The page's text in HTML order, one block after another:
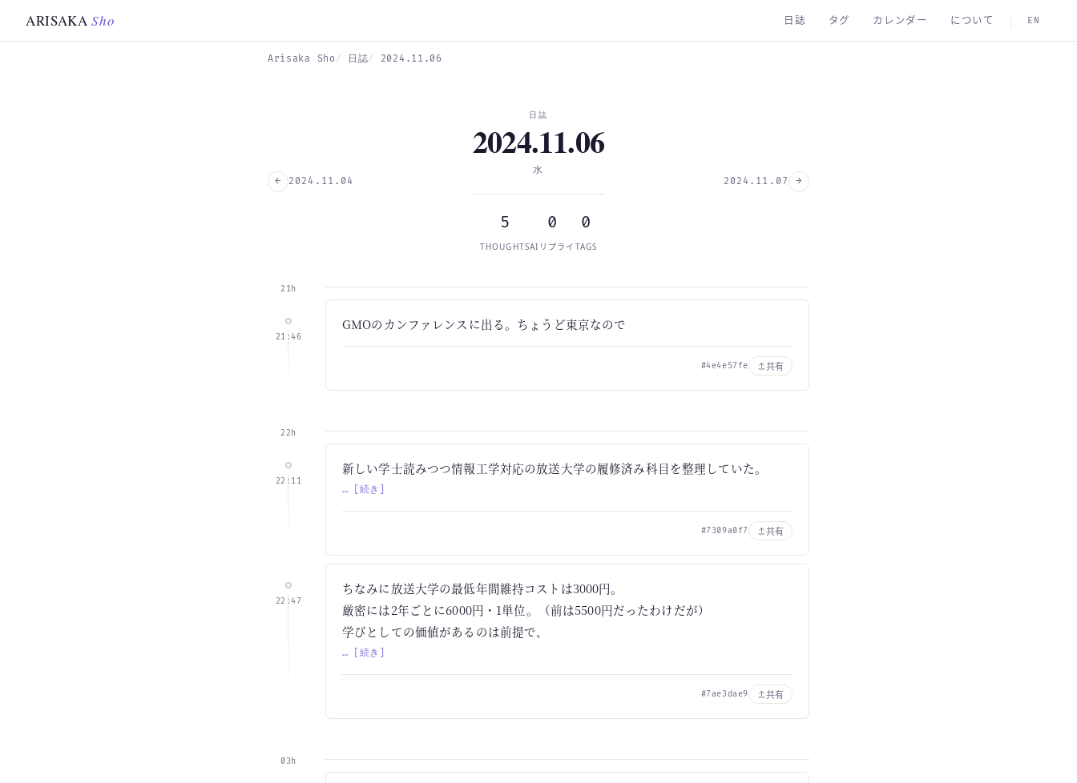
ARISAKASho 日誌 タグ カレンダー について EN
Arisaka Sho 日誌 2024.11.06
← 2024.11.04
日誌
2024.11.06
水
5
THOUGHTS
0
AIリプライ
0
TAGS
2024.11.07 →
21h
21:46
GMOのカンファレンスに出る。ちょうど東京なので
#4e4e57fe 共有
22h
22:11
新しい学士読みつつ情報工学対応の放送大学の履修済み科目を整理していた。
… [続き]
#7309a0f7 共有
22:47
ちなみに放送大学の最低年間維持コストは3000円。
厳密には2年ごとに6000円・1単位。（前は5500円だったわけだが）
学びとしての価値があるのは前提で、
… [続き]
#7ae3dae9 共有
03h